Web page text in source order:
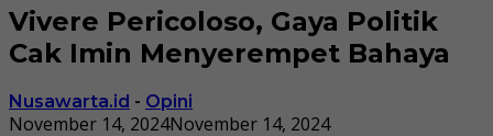
Vivere Pericoloso, Gaya Politik
Cak Imin Menyerempet Bahaya
Nusawarta.id - Opini
November 14, 2024November 14, 2024